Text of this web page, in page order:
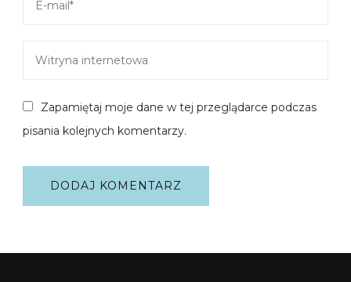
Zapamiętaj moje dane w tej przeglądarce podczas
pisania kolejnych komentarzy.